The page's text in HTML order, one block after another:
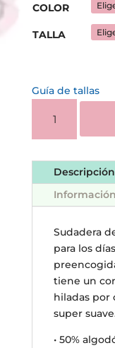
COLOR
TALLA
Guía de tallas
SUDADERA
CANTIDAD
Descripción
Sudadera
para los
tiene un
hiladas por
super
• 50%